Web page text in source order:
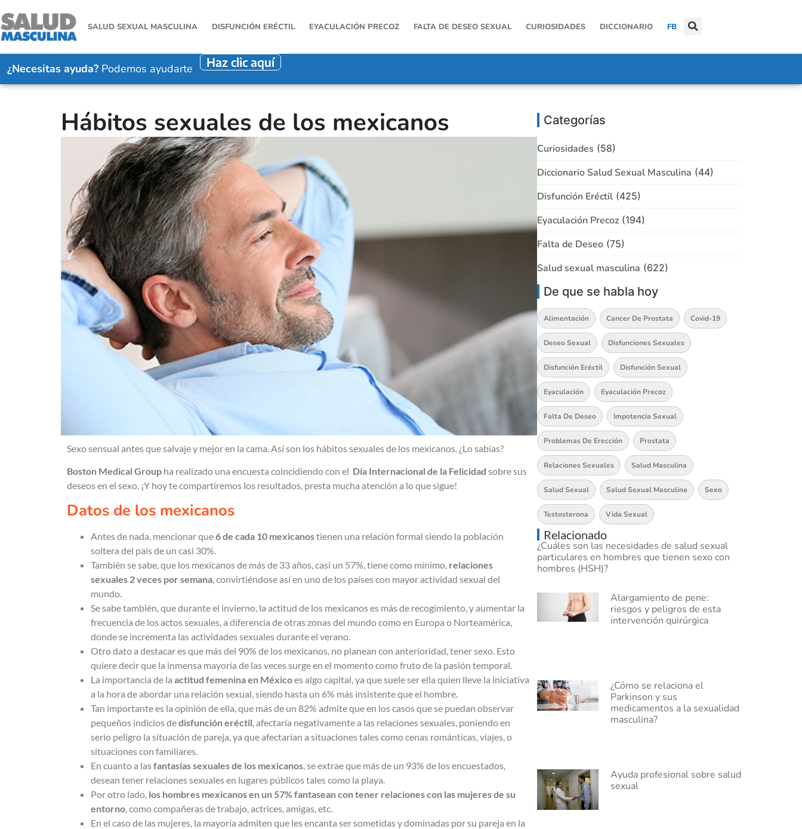
SALUD SEXUAL MASCULINA DISFUNCIÓN ERÉCTIL EYACULACIÓN PRECOZ FALTA DE DESEO SEXUAL CURIOSIDADES DICCIONARIO FB
¿Necesitas ayuda? Podemos ayudarte Haz clic aquí
Hábitos sexuales de los mexicanos
Sexo sensual antes que salvaje y mejor en la cama. Así son los hábitos sexuales de los mexicanos. ¿Lo sabías?
Boston Medical Group ha realizado una encuesta coincidiendo con el Día Internacional de la Felicidad sobre sus
deseos en el sexo. ¡Y hoy te compartiremos los resultados, presta mucha atención a lo que sigue!
Datos de los mexicanos
Antes de nada, mencionar que6 de cada 10 mexicanostienen una relación formal siendo la población
soltera del país de un casi 30%.
También se sabe, que los mexicanos de más de 33 años, casi un 57%, tiene como mínimo, relaciones
sexuales 2 veces por semana , convirtiéndose así en uno de los países con mayor actividad sexual del
mundo.
Se sabe también, que durante el invierno, la actitud de los mexicanos es más de recogimiento, y aumentar la
frecuencia de los actos sexuales, a diferencia de otras zonas del mundo como en Europa o Norteamérica,
donde se incrementa las actividades sexuales durante el verano.
Otro dato a destacar es que más del 90% de los mexicanos, no planean con anterioridad, tener sexo. Esto
quiere decir que la inmensa mayoría de las veces surge en el momento como fruto de la pasión temporal.
La importancia de la actitud femenina en Méxicoes algo capital, ya que suele ser ella quien lleve la iniciativa
a la hora de abordar una relación sexual, siendo hasta un 6% más insistente que el hombre.
Tan importante es la opinión de ella, que más de un 82% admite que en los casos que se puedan observar
pequeños indicios dedisfunción eréctil , afectaría negativamente a las relaciones sexuales, poniendo en
serio peligro la situación de pareja, ya que afectarían a situaciones tales como cenas románticas, viajes, o
situaciones con familiares.
En cuanto a lasfantasías sexuales de los mexicanos , se extrae que más de un 93% de los encuestados,
desean tener relaciones sexuales en lugares públicos tales como la playa.
Por otro lado, los hombres mexicanos en un 57% fantasean con tener relaciones con las mujeres de su
entorno , como compañeras de trabajo, actrices, amigas, etc.
En el caso de las mujeres, la mayoría admiten que les encanta ser sometidas y dominadas por su pareja en la
Categorías
Curiosidades (58)
Diccionario Salud Sexual Masculina (44)
Disfunción Eréctil (425)
Eyaculación Precoz (194)
Falta de Deseo (75)
Salud sexual masculina (622)
De que se habla hoy
Alimentación Cancer De Prostata Covid-19
Deseo Sexual Disfunciones Sexuales
Disfunción Eréctil Disfunción Sexual
Eyaculación Eyaculación Precoz
Falta De Deseo Impotencia Sexual
Problemas De Erección Prostata
Relaciones Sexuales Salud Masculina
Salud Sexual Salud Sexual Masculina Sexo
Testosterona Vida Sexual
Relacionado
¿Cuáles son las necesidades de salud sexual
particulares en hombres que tienen sexo con
hombres (HSH)?
Alargamiento de pene:
riesgos y peligros de esta
intervención quirúrgica
¿Cómo se relaciona el
Parkinson y sus
medicamentos a la sexualidad
masculina?
Ayuda profesional sobre salud
sexual